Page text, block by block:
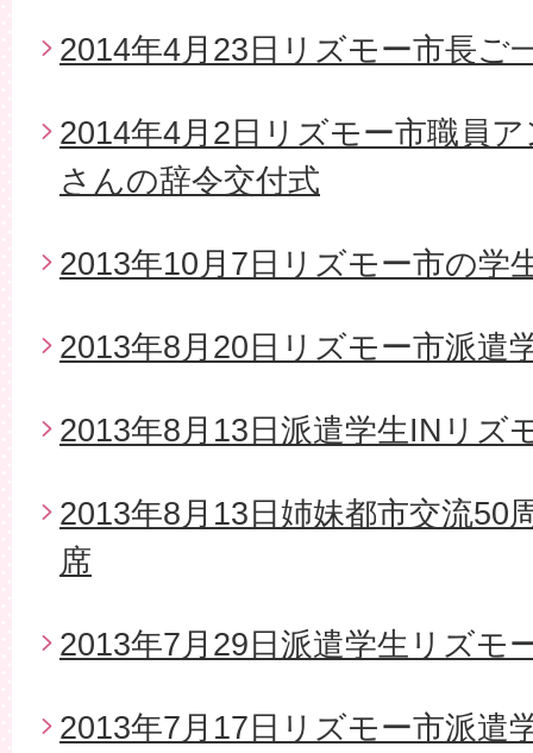
2014年4月23日リズモー市長ご
2014年4月2日リズモー市職員
さんの辞令交付式
2013年10月7日リズモー市の学
2013年8月20日リズモー市派遣
2013年8月13日派遣学生INリズ
2013年8月13日姉妹都市交流50
席
2013年7月29日派遣学生リズモ
2013年7月17日リズモー市派遣